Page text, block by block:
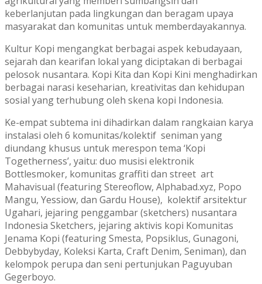
keberlanjutan pada lingkungan dan beragam upaya
masyarakat dan komunitas untuk memberdayakannya.
Kultur Kopi mengangkat berbagai aspek kebudayaan,
sejarah dan kearifan lokal yang diciptakan di berbagai
pelosok nusantara. Kopi Kita dan Kopi Kini menghadirkan
berbagai narasi keseharian, kreativitas dan kehidupan
sosial yang terhubung oleh skena kopi Indonesia.
Ke-empat subtema ini dihadirkan dalam rangkaian karya
instalasi oleh 6 komunitas/kolektif seniman yang
diundang khusus untuk merespon tema ‘Kopi
Togetherness’, yaitu: duo musisi elektronik
Bottlesmoker, komunitas graffiti dan street art
Mahavisual (featuring Stereoflow, Alphabad.xyz, Popo
Mangu, Yessiow, dan Gardu House), kolektif arsitektur
Ugahari, jejaring penggambar (sketchers) nusantara
Indonesia Sketchers, jejaring aktivis kopi Komunitas
Jenama Kopi (featuring Smesta, Popsiklus, Gunagoni,
Debbybyday, Koleksi Karta, Craft Denim, Seniman), dan
kelompok perupa dan seni pertunjukan Paguyuban
Gegerboyo.